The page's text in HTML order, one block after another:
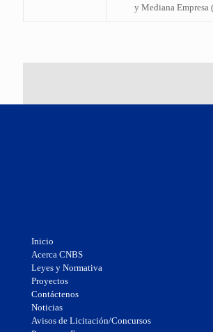
y Mediana
Inicio
Acerca CNBS
Leyes y Normativa
Proyectos
Contáctenos
Noticias
Avisos de Licitación/Concursos